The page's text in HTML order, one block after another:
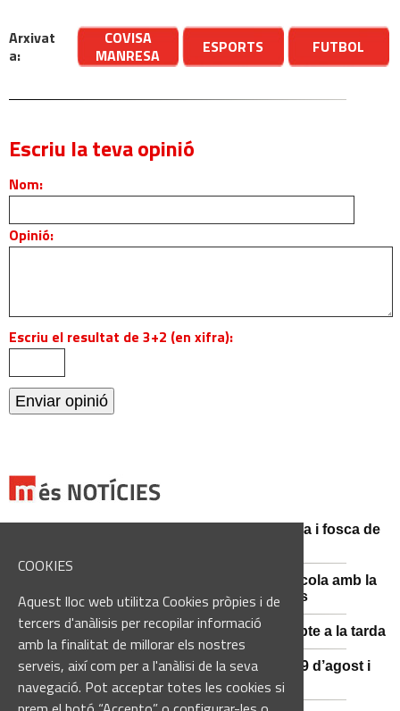
COOKIES
Aquest lloc web utilitza Cookies pròpies i de
tercers d'anàlisis per recopilar informació
amb la finalitat de millorar els nostres
serveis, així com per a l'anàlisi de la seva
navegació. Pot acceptar totes les cookies si
Arxivat
a:
COVISA
MANRESA
ESPORTS FUTBOL
Escriu la teva opinió
Nom:
Opinió:
Escriu el resultat de 3+2 (en xifra):
Catalunya es prepara per a la nit més màgica i fosca de
Sant Fruitós posa en valor el patrimoni agrícola amb la
restauració i exposició de peces històriques
Es manté la previsió de pluges fortes dissabte a la tarda
El 3x3 de bàsquet de Solsona s’avança al 29 d’agost i
estrena premis en metàl·lic